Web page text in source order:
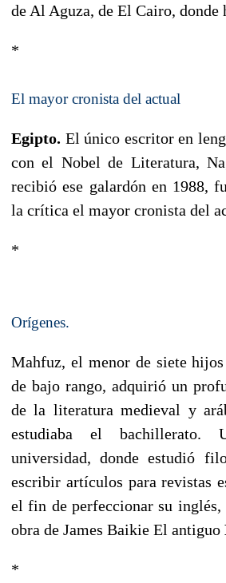
de Al Aguza, de El Cairo,
*
El mayor cronista del actual
Egipto. El único escritor en
con el Nobel de Literatura,
recibió ese galardón en 1988,
la crítica el mayor cronista del
*
Orígenes.
Mahfuz, el menor de siete
de bajo rango, adquirió un
de la literatura medieval y
estudiaba el
universidad, donde estudió
escribir artículos para revistas
el fin de perfeccionar su
obra de James Baikie El antiguo
*